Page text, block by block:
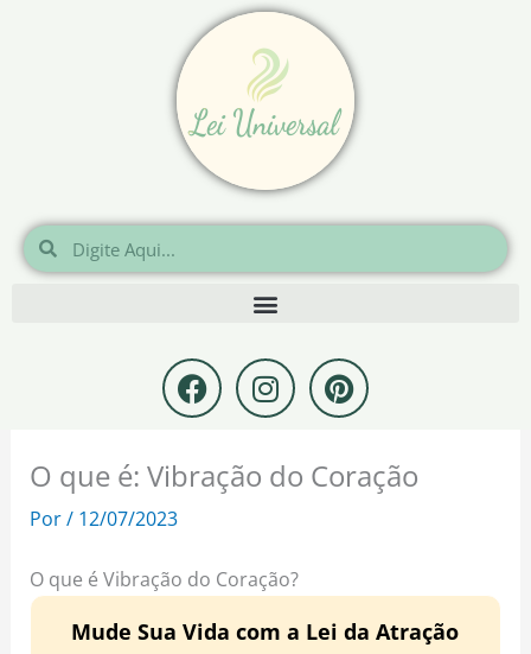
Pesquisar
Pesquisar
F
a
c
e
b
k
I
n
s
t
a
a
m
P
i
n
t
e
t
O que é: Vibração do Coração
Por/ 12/07/2023
O que é Vibração do Coração?
Mude Sua Vida com a Lei da Atração